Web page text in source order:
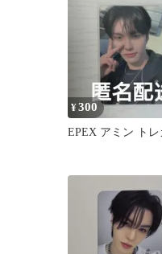
¥300
EPEX アミン トレ